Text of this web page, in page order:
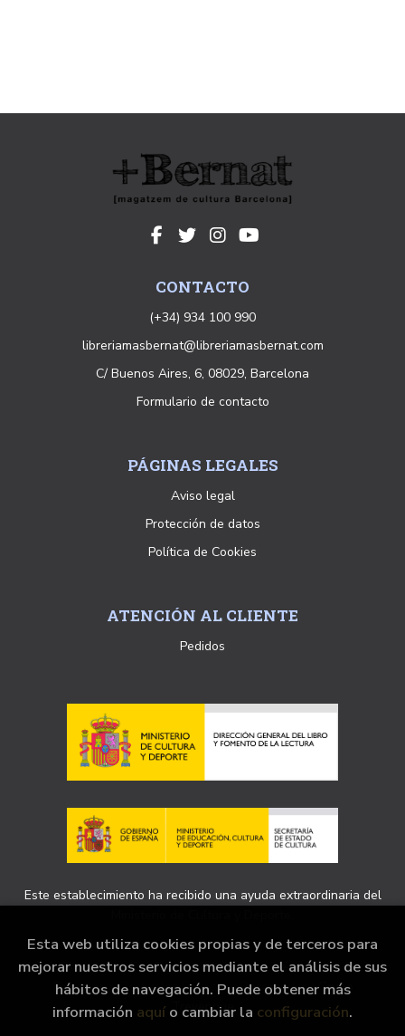
CONTACTO
(+34) 934 100 990
libreriamasbernat@libreriamasbernat.com
C/ Buenos Aires, 6, 08029, Barcelona
Formulario de contacto
PÁGINAS LEGALES
Aviso legal
Protección de datos
Política de Cookies
ATENCIÓN AL CLIENTE
Pedidos
Este establecimiento ha recibido una ayuda extraordinaria del
2026 ©Librería +Bernat ,Magatzem de Cultura de
Barcelona. Todos los Derechos Reservados |Grupo
Trevenque
Esta web utiliza cookies propias y de terceros para
mejorar nuestros servicios mediante el análisis de sus
hábitos de navegación. Puede obtener más
información aquí o cambiar la configuración.